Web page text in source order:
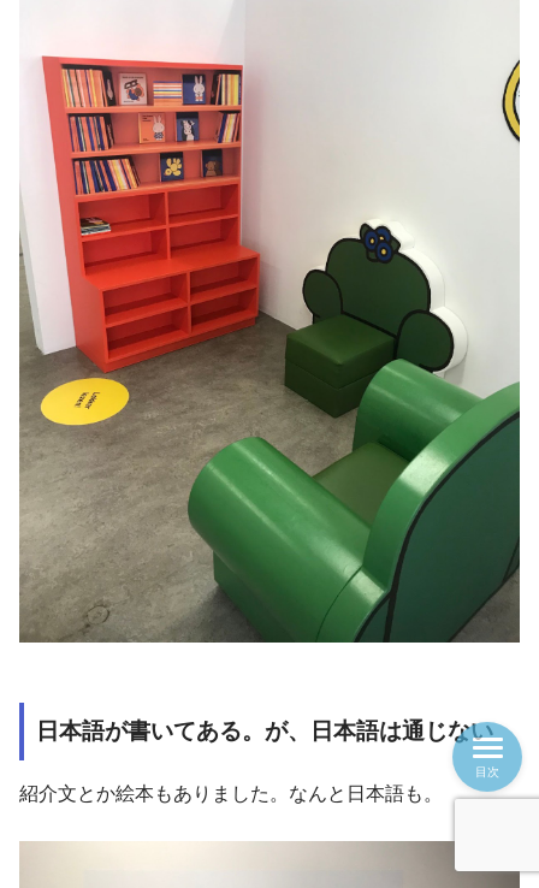
日本語が書いてある。が、日本語は通じない
紹介文とか絵本もありました。なんと日本語も。
目次